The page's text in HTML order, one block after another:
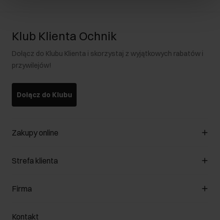
Klub Klienta Ochnik
Dołącz do Klubu Klienta i skorzystaj z wyjątkowych rabatów i
przywilejów!
Dołącz do Klubu
Zakupy online
Zarządzaj cookies
Formy płatności
Jak dokonać zwrotu?
Strefa klienta
Klub Klienta
Firma
O nas
Kontakt